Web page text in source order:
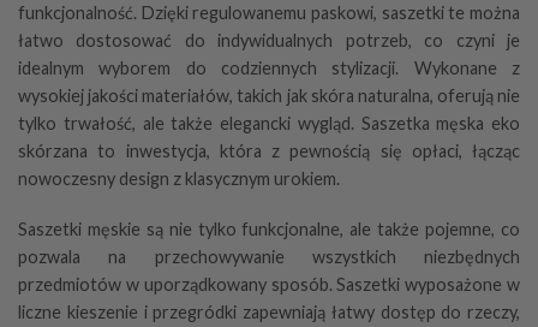
funkcjonalność. Dzięki regulowanemu paskowi, saszetki te można
łatwo dostosować do indywidualnych potrzeb, co czyni je
idealnym wyborem do codziennych stylizacji. Wykonane z
wysokiej jakości materiałów, takich jak skóra naturalna, oferują nie
tylko trwałość, ale także elegancki wygląd. Saszetka męska eko
skórzana to inwestycja, która z pewnością się opłaci, łącząc
nowoczesny design z klasycznym urokiem.
Saszetki męskie są nie tylko funkcjonalne, ale także pojemne, co
pozwala na przechowywanie wszystkich niezbędnych
przedmiotów w uporządkowany sposób. Saszetki wyposażone w
liczne kieszenie i przegródki zapewniają łatwy dostęp do rzeczy,